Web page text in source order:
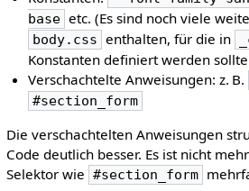
base etc. (Es sind noch viele
body.css enthalten, für die in
Konstanten definiert werden
Verschachtelte Anweisungen: z. B.
#section_form
Die verschachtelten Anweisungen
Code deutlich besser. Es ist nicht
Selektor wie #section_form